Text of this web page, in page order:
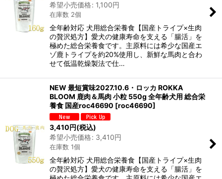
希望小売価格: 1,100円
在庫数 2個
全年齢対応 犬用総合栄養食【国産トライプ×生肉
の贅沢処方】愛犬の健康寿命を支える「腸活」を
極めた総合栄養食です。主原料には希少な国産エ
ゾ鹿トライプを約20%使用し、新鮮な馬肉と合わ
せて低温乾燥製法で仕…
NEW 最短賞味2027.10.6・ロッカ ROKKA
BLOOM 鹿肉＆馬肉 小粒 550g 全年齢犬用 総合栄
養食 国産roc46690 [roc46690]
3,410円(税込)
希望小売価格: 3,410円
在庫数 1個
全年齢対応 犬用総合栄養食【国産トライプ×生肉
の贅沢処方】愛犬の健康寿命を支える「腸活」を